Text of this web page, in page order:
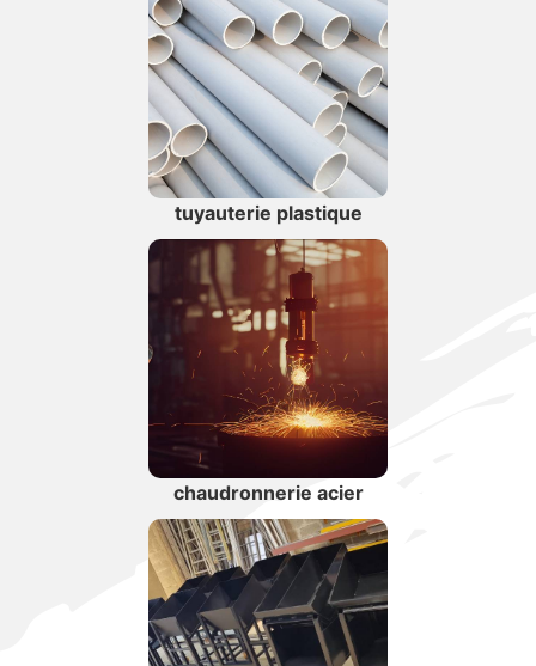
tuyauterie plastique
chaudronnerie acier